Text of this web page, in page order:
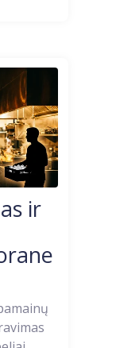
ir